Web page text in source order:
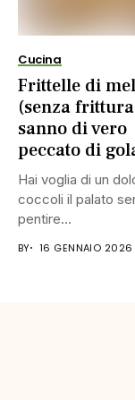
Cucina
Frittelle di
(senza
sanno di vero
peccato di
Hai voglia di un
coccoli il palato
pentire...
BY 16 GENNAIO 2026